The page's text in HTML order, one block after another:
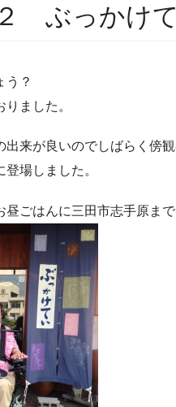
ぶっかけ
う？
ました。
出来が良いのでしばらく傍
登場しました。
昼ごはんに三田市志手原ま